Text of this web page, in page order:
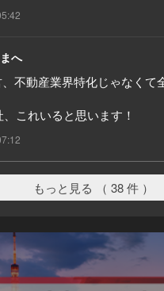
へ
不動産業界特化じゃなくて
これいると思います！
もっと見る （ 38 件 ）